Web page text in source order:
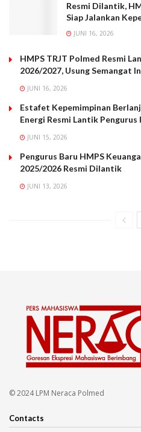
Resmi Dilantik,
Siap Jalankan
JUNI 16, 2026
HMPS TRJT Polmed Resmi
2026/2027, Usung Semangat
JUNI 16, 2026
Estafet Kepemimpinan
Energi Resmi Lantik
JUNI 15, 2026
Pengurus Baru HMPS
2025/2026 Resmi Dilantik
JUNI 13, 2026
© 2024 LPM Neraca Polmed
Contacts